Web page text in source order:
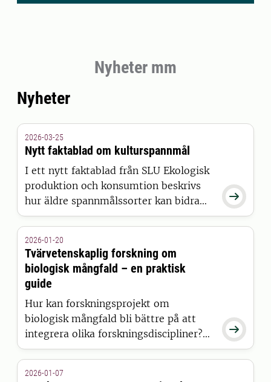
Nyheter mm
Nyheter

2026-03-25
Nytt faktablad om kulturspannmål
I ett nytt faktablad från SLU Ekologisk
produktion och konsumtion beskrivs
hur äldre spannmålssorter kan bidra
till ökad biologisk mångfald och

2026-01-20
Tvärvetenskaplig forskning om
biologisk mångfald – en praktisk
guide
Hur kan forskningsprojekt om
biologisk mångfald bli bättre på att
integrera olika forskningsdiscipliner?
En ny vetenskaplig artikel ger konkreta
2026-01-07